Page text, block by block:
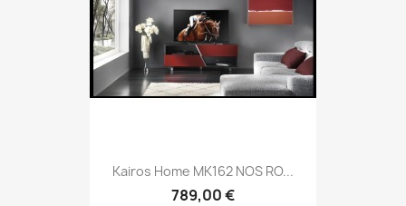
Kairos Home MK162 NOS RO...
789,00 €